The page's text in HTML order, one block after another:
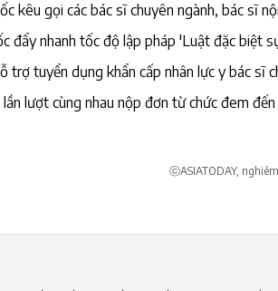
kêu gọi các bác sĩ chuyên ngành, bác sĩ
đẩy nhanh tốc độ lập pháp 'Luật đặc biệt
trợ tuyển dụng khẩn cấp nhân lực y bác sĩ
lượt cùng nhau nộp đơn từ chức đem
ⓒASIATODAY,